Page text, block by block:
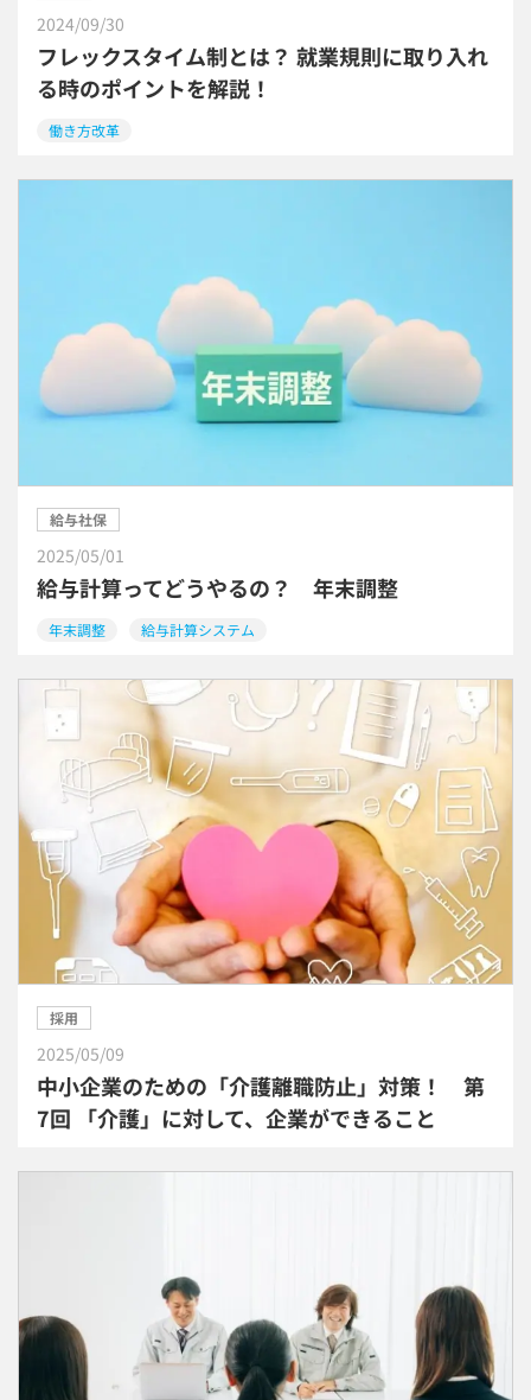
2024/09/30
フレックスタイム制とは？ 就業規則に取り入れ
る時のポイントを解説！
働き方改革
給与社保
2025/05/01
給与計算ってどうやるの？ 年末調整
年末調整 給与計算システム
採用
2025/05/09
中小企業のための「介護離職防止」対策！ 第
7回 「介護」に対して、企業ができること